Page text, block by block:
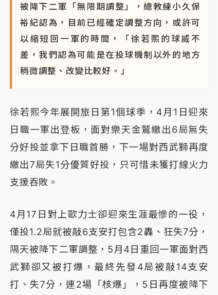
被降下二軍「無限期調整」，總教練小久保
裕紀認為，目前已經確定調整方向，或許可
以縮短回一軍的時間，「徐若熙的球威不
差，我們認為可能是在投球機制以外的地方
稍微調整、改變比較好。」
徐若熙今年展開旅日第1個球季，4月1日迎來
日職一軍出登板，面對樂天金鷲繳出6局無失
分好投並拿下日職首勝，下一場對西武獅再度
繳出7局失1分優質好投，只可惜未獲打線火力
支援吞敗。
4月17日對上歐力士卻迎來生涯最慘的一役，
僅投1.2局就被敲6支安打包含2轟、狂失7分，
隔天被降下二軍調整，5月4日重回一軍面對西
武獅卻又被打爆，最終先發4局被敲14支安
打、失7分，連2場「核爆」，5日再度被降下